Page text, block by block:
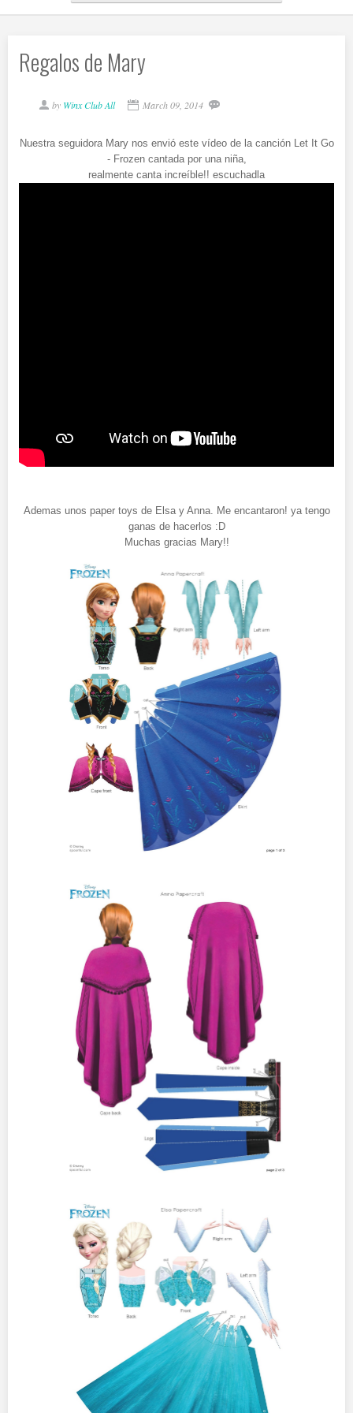
Regalos de Mary
by Winx Club All March 09, 2014
Nuestra seguidora Mary nos envió este vídeo de la canción Let It Go
- Frozen cantada por una niña,
realmente canta increíble!! escuchadla
Ademas unos paper toys de Elsa y Anna. Me encantaron! ya tengo
ganas de hacerlos :D
Muchas gracias Mary!!